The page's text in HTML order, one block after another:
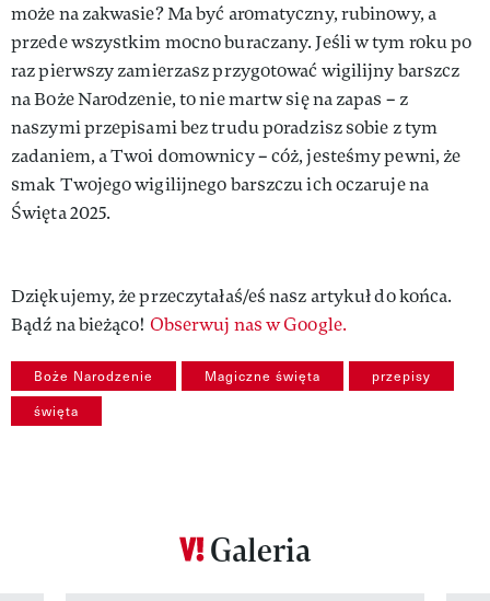
może na zakwasie? Ma być aromatyczny, rubinowy, a
przede wszystkim mocno buraczany. Jeśli w tym roku po
raz pierwszy zamierzasz przygotować wigilijny barszcz
na Boże Narodzenie, to nie martw się na zapas – z
naszymi przepisami bez trudu poradzisz sobie z tym
zadaniem, a Twoi domownicy – cóż, jesteśmy pewni, że
smak Twojego wigilijnego barszczu ich oczaruje na
Święta 2025.
Dziękujemy, że przeczytałaś/eś nasz artykuł do końca.
Bądź na bieżąco! Obserwuj nas w Google.
Boże Narodzenie Magiczne święta przepisy
święta
Galeria